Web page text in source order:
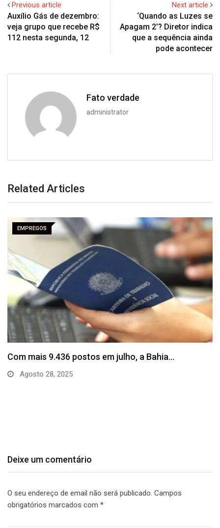
Previous article
Auxílio Gás de dezembro:
veja grupo que recebe R$
112 nesta segunda, 12
Next article
‘Quando as Luzes se
Apagam 2’? Diretor indica
que a sequência ainda
pode acontecer
Fato verdade
administrator
Related Articles
EMPREGOS
Deixe um comentário
O seu endereço de email não será publicado. Campos
obrigatórios marcados com *